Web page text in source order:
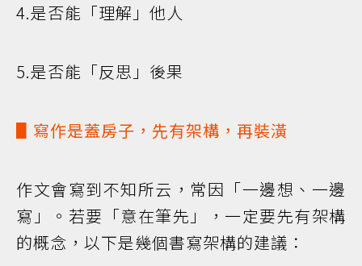
4.是否能「理解」他人
5.是否能「反思」後果
▋寫作是蓋房子，先有架構，再裝潢
作文會寫到不知所云，常因「一邊想、一邊
寫」。若要「意在筆先」，一定要先有架構
的概念，以下是幾個書寫架構的建議：